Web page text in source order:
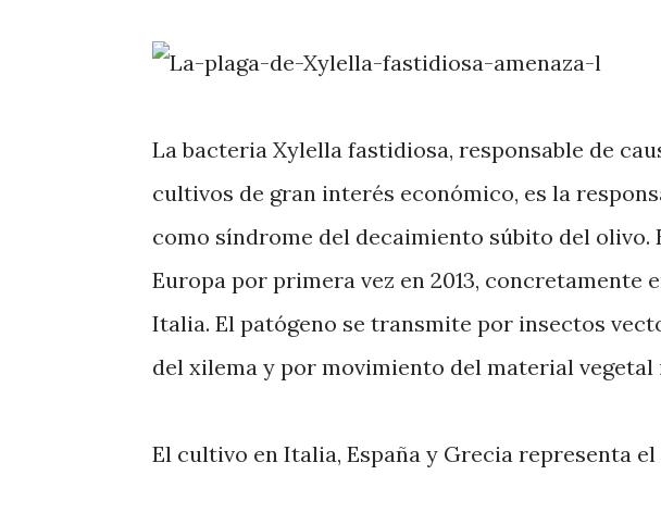
La bacteria Xylella fastidiosa, responsable de
cultivos de gran interés económico, es la
como síndrome del decaimiento súbito del olivo.
Europa por primera vez en 2013, concretamente
Italia. El patógeno se transmite por insectos
del xilema y por movimiento del material vegetal
El cultivo en Italia, España y Grecia representa